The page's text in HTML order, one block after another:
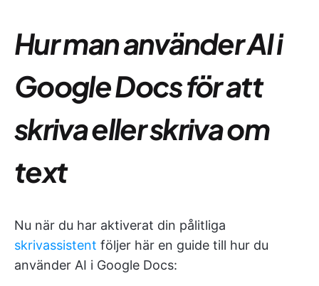
Hur man använder AI i
Google Docs för att
skriva eller skriva om
text
Nu när du har aktiverat din pålitliga
skrivassistent följer här en guide till hur du
använder AI i Google Docs: